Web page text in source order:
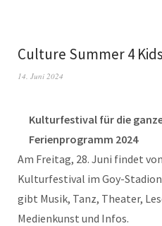
Culture Summer 4 Kids
14. Juni 2024
Kulturfestival für die
Ferienprogramm 2024
Am Freitag, 28. Juni findet
Kulturfestival im Goy-
gibt Musik, Tanz, Theater,
Medienkunst und Infos.